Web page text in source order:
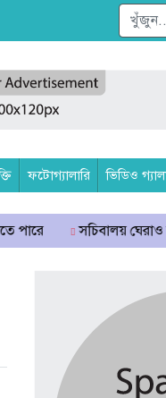
ফটোগ্যালারি ভিডিও
ঘেরাও করতে গেল ১১